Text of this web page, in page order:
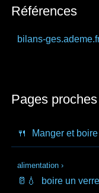
Références
bilans-
Pages proches
🍴 Manger et boire
alimentation ›
🥛💧 boire un